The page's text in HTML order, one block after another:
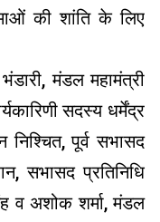
की शांति के लिए
मंडल महामंत्री
सदस्य धर्मेंद्र
पूर्व सभासद
सभासद प्रतिनिधि
व अशोक शर्मा, मंडल